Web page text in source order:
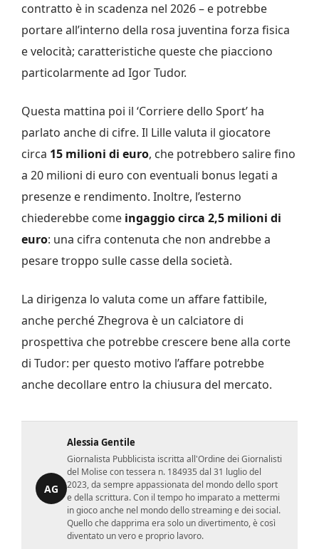
contratto è in scadenza nel 2026 – e potrebbe
portare all’interno della rosa juventina forza fisica
e velocità; caratteristiche queste che piacciono
particolarmente ad Igor Tudor.
Questa mattina poi il ‘Corriere dello Sport’ ha
parlato anche di cifre. Il Lille valuta il giocatore
circa 15 milioni di euro, che potrebbero salire fino
a 20 milioni di euro con eventuali bonus legati a
presenze e rendimento. Inoltre, l’esterno
chiederebbe come ingaggio circa 2,5 milioni di
euro: una cifra contenuta che non andrebbe a
pesare troppo sulle casse della società.
La dirigenza lo valuta come un affare fattibile,
anche perché Zhegrova è un calciatore di
prospettiva che potrebbe crescere bene alla corte
di Tudor: per questo motivo l’affare potrebbe
anche decollare entro la chiusura del mercato.
AG
Alessia Gentile
Giornalista Pubblicista iscritta all'Ordine dei Giornalisti
del Molise con tessera n. 184935 dal 31 luglio del
2023, da sempre appassionata del mondo dello sport
e della scrittura. Con il tempo ho imparato a mettermi
in gioco anche nel mondo dello streaming e dei social.
Quello che dapprima era solo un divertimento, è così
diventato un vero e proprio lavoro.